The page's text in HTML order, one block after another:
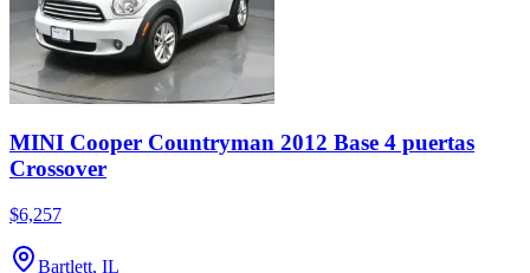
MINI Cooper Countryman 2012 Base 4 puertas
Crossover
$6,257
Bartlett, IL